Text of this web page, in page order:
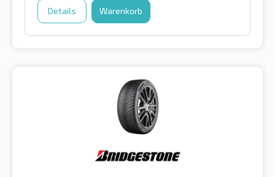
Details Warenkorb